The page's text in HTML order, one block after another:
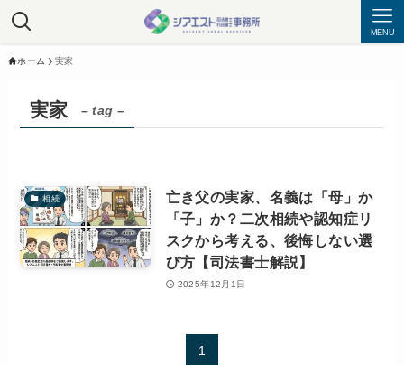
MENU
ホーム 実家
実家 – tag –
相続
亡き父の実家、名義は「母」か
「子」か？二次相続や認知症リ
スクから考える、後悔しない選
び方【司法書士解説】
2025年12月1日
1